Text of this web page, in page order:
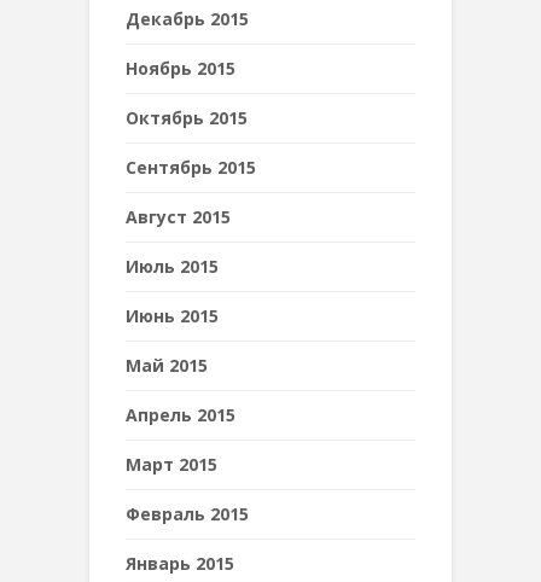
Декабрь 2015
Ноябрь 2015
Октябрь 2015
Сентябрь 2015
Август 2015
Июль 2015
Июнь 2015
Май 2015
Апрель 2015
Март 2015
Февраль 2015
Январь 2015